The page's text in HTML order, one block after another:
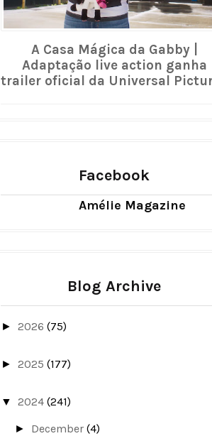
A Casa Mágica da Gabby |
Adaptação live action ganha
trailer oficial da Universal
Facebook
Amélie Magazine
Blog Archive
► 2026 (75)
► 2025 (177)
▼ 2024 (241)
► December(4)